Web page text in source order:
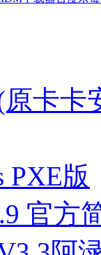
卡卡
PXE版
官方